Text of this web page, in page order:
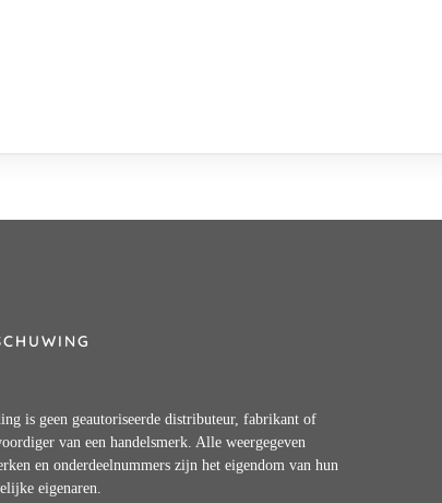
is geen geautoriseerde distributeur, fabrikant of
van een handelsmerk. Alle weergegeven
en onderdeelnummers zijn het eigendom van hun
eigenaren.